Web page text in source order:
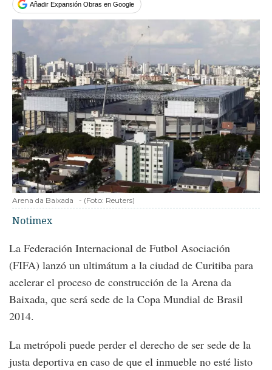
Añadir Expansión Obras en Google
Arena da Baixada - (Foto: Reuters)
Notimex
La Federación Internacional de Futbol Asociación
(FIFA) lanzó un ultimátum a la ciudad de Curitiba para
acelerar el proceso de construcción de la Arena da
Baixada, que será sede de la Copa Mundial de Brasil
2014.
La metrópoli puede perder el derecho de ser sede de la
justa deportiva en caso de que el inmueble no esté listo